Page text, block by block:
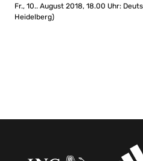
Fr., 10.. August 2018, 18.00 Uhr:
Heidelberg)